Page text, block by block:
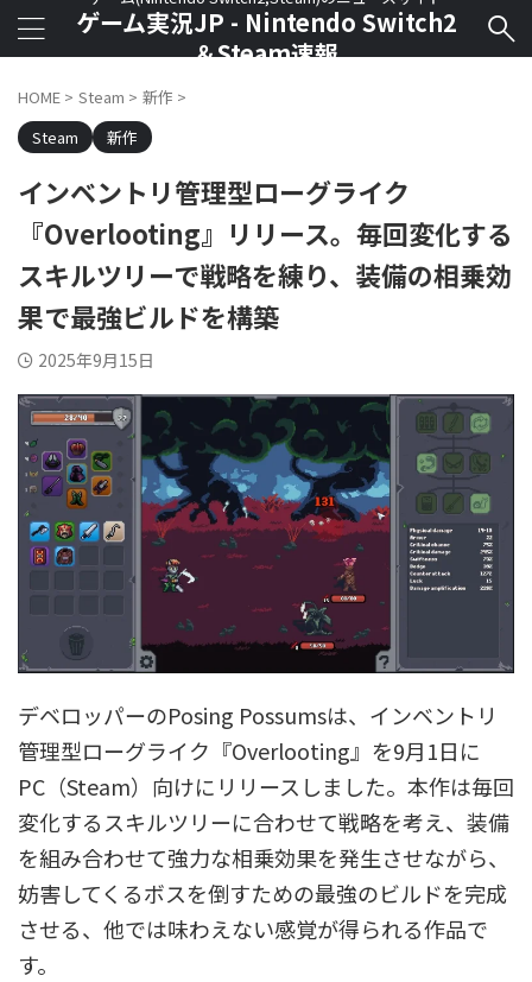
ゲーム実況JP - Nintendo Switch2
＆Steam速報
HOME > Steam > 新作 >
Steam
新作
インベントリ管理型ローグライク
『Overlooting』リリース。毎回変化する
スキルツリーで戦略を練り、装備の相乗効
果で最強ビルドを構築
2025年9月15日
デベロッパーのPosing Possumsは、インベントリ
管理型ローグライク『Overlooting』を9月1日に
PC（Steam）向けにリリースしました。本作は毎回
変化するスキルツリーに合わせて戦略を考え、装備
を組み合わせて強力な相乗効果を発生させながら、
妨害してくるボスを倒すための最強のビルドを完成
させる、他では味わえない感覚が得られる作品で
す。